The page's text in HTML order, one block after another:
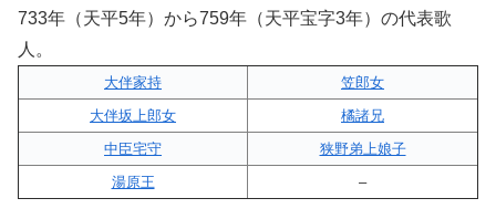
733年（天平5年）から759年（天平宝字3年）の代表歌
人。
大伴家持
笠郎女
大伴坂上郎女
橘諸兄
中臣宅守
狭野弟上娘子
湯原王
–